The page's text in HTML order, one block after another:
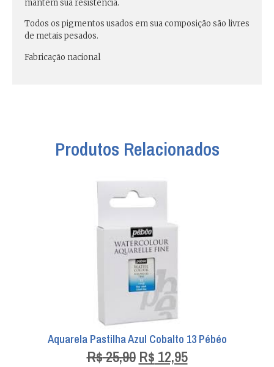
mantém sua resistência.
Todos os pigmentos usados em sua composição são livres
de metais pesados.
Fabricação nacional
Produtos Relacionados
Aquarela Pastilha Azul Cobalto 13 Pébéo
R$25,90 R$ 12,95